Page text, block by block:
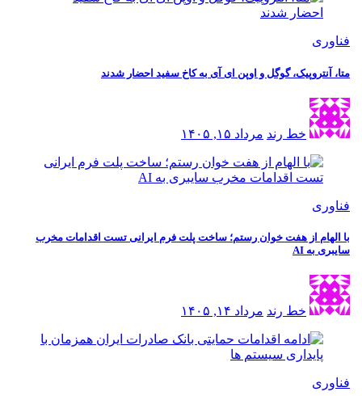
فناوری
متا، آنتروپیک، گوگل و اوپن ای آی به کاخ سفید احضار شدند
خط رند مرداد ۱۵, ۱۴۰۵
فناوری
با الهام از هفت خوان رستم؛ ساخت پلت فرم ایرانی تست اقدامات مخرب
سایبری به AI
خط رند مرداد ۱۴, ۱۴۰۵
فناوری